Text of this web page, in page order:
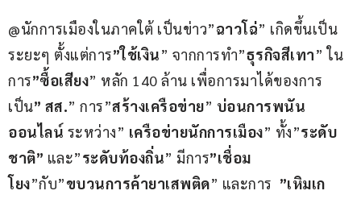
@นักการเมืองในภาคใต้ เป็นข่าว”ฉาวโฉ่” เกิดขึ้นเป็น
ระยะๆ ตั้งแต่การ”ใช้เงิน” จากการทำ”ธุรกิจสีเทา” ใน
การ”ซื้อเสียง” หลัก 140 ล้าน เพื่อการมาได้ของการ
เป็น” สส.” การ”สร้างเครือข่าย” บ่อนการพนัน
ออนไลน์ ระหว่าง” เครือข่ายนักการเมือง” ทั้ง”ระดับ
ชาติ” และ”ระดับท้องถิ่น” มีการ”เชื่อม
โยง”กับ”ขบวนการค้ายาเสพติด” และการ ”เหิมเก